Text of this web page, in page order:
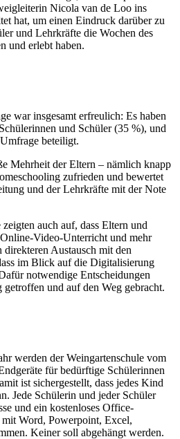
Nicola van de Loo ins
hat, um einen Eindruck darüber zu
und Lehrkräfte die Wochen des
und erlebt haben.
war insgesamt erfreulich: Es haben
und Schüler (35 %), und
beteiligt.
Mehrheit der Eltern – nämlich knapp
zufrieden und bewertet
und der Lehrkräfte mit der Note
auch auf, dass Eltern und
Video-Unterricht und mehr
Austausch mit den
im Blick auf die Digitalisierung
notwendige Entscheidungen
und auf den Weg gebracht.
werden der Weingartenschule vom
für bedürftige Schülerinnen
ist sichergestellt, dass jedes Kind
Jede Schülerin und jeder Schüler
und ein kostenloses Office-
Word, Powerpoint, Excel,
Keiner soll abgehängt werden.